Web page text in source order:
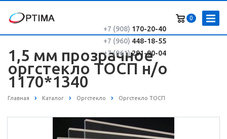
0
+7 (908) 170-20-40
+7 (960) 448-18-55
+7 (961)291-90-04
1,5 мм прозрачное
оргстекло ТОСП н/о
1170*1340
Главная Каталог Оргстекло Оргстекло ТОСП